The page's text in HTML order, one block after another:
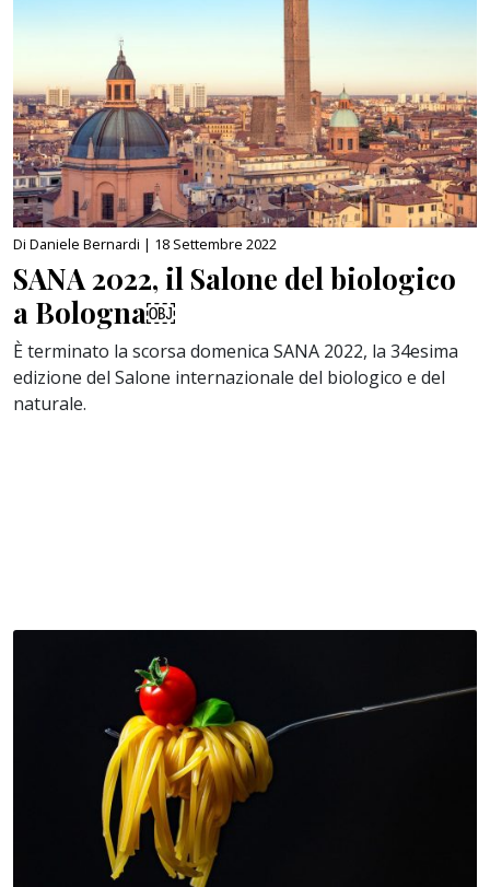
Di Daniele Bernardi | 18 Settembre 2022
SANA 2022, il Salone del biologico
a Bologna￼
È terminato la scorsa domenica SANA 2022, la 34esima
edizione del Salone internazionale del biologico e del
naturale.